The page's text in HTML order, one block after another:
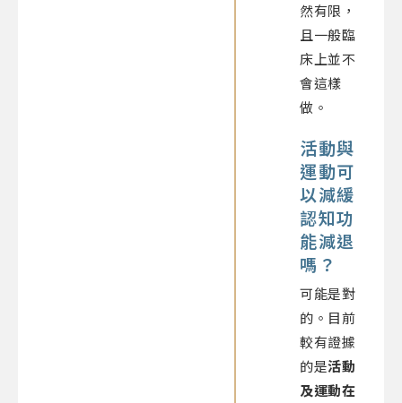
然有限，
且一般臨
床上並不
會這樣
做。
活動與
運動可
以減緩
認知功
能減退
嗎？
可能是對
的。目前
較有證據
的是活動
及運動在